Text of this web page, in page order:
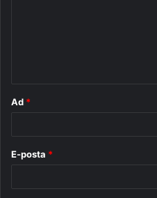
Ad *
E-posta *